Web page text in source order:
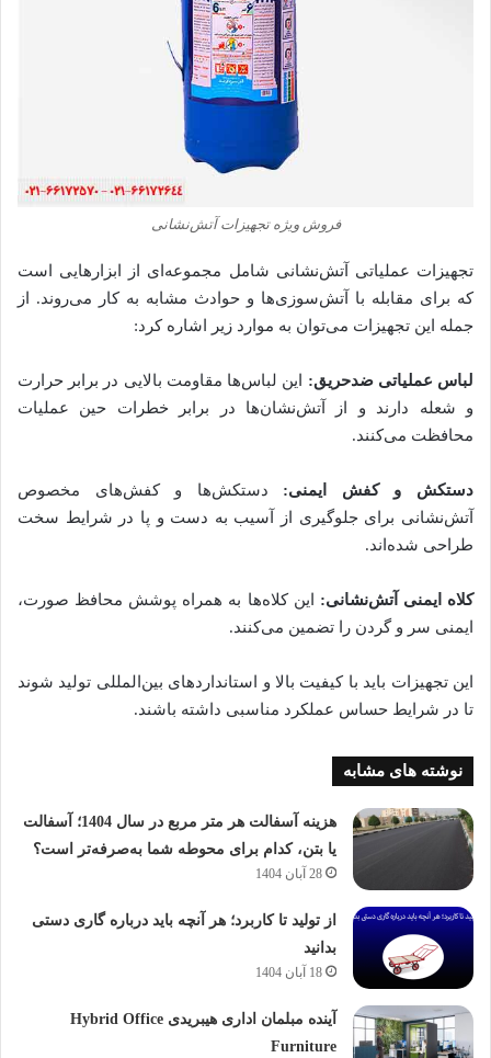
فروش ویژه تجهیزات آتش‌نشانی
تجهیزات عملیاتی آتش‌نشانی شامل مجموعه‌ای از ابزارهایی است
که برای مقابله با آتش‌سوزی‌ها و حوادث مشابه به کار می‌روند. از
جمله این تجهیزات می‌توان به موارد زیر اشاره کرد:
لباس عملیاتی ضدحریق: این لباس‌ها مقاومت بالایی در برابر حرارت
و شعله دارند و از آتش‌نشان‌ها در برابر خطرات حین عملیات
محافظت می‌کنند.
دستکش و کفش ایمنی: دستکش‌ها و کفش‌های مخصوص
آتش‌نشانی برای جلوگیری از آسیب به دست و پا در شرایط سخت
طراحی شده‌اند.
کلاه ایمنی آتش‌نشانی: این کلاه‌ها به همراه پوشش محافظ صورت،
ایمنی سر و گردن را تضمین می‌کنند.
این تجهیزات باید با کیفیت بالا و استانداردهای بین‌المللی تولید شوند
تا در شرایط حساس عملکرد مناسبی داشته باشند.
نوشته های مشابه
هزینه آسفالت هر متر مربع در سال 1404؛ آسفالت
یا بتن، کدام برای محوطه شما به‌صرفه‌تر است؟
28 آبان 1404
از تولید تا کاربرد؛ هر آنچه باید درباره گاری دستی
بدانید
18 آبان 1404
آینده مبلمان اداری هیبریدی Hybrid Office
Furniture